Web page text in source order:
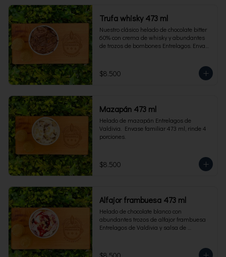
Trufa whisky 473 ml
Nuestro clásico helado de chocolate bitter
60% con crema de whisky y abundantes
de trozos de bombones Entrelagos. Envase
$8.500
Mazapán 473 ml
Helado de mazapán Entrelagos de
Valdivia.  Envase familiar 473 ml, rinde 4
porciones.
$8.500
Alfajor frambuesa 473 ml
Helado de chocolate blanco con
abundantes trozos de alfajor frambuesa
Entrelagos de Valdivia y salsa de